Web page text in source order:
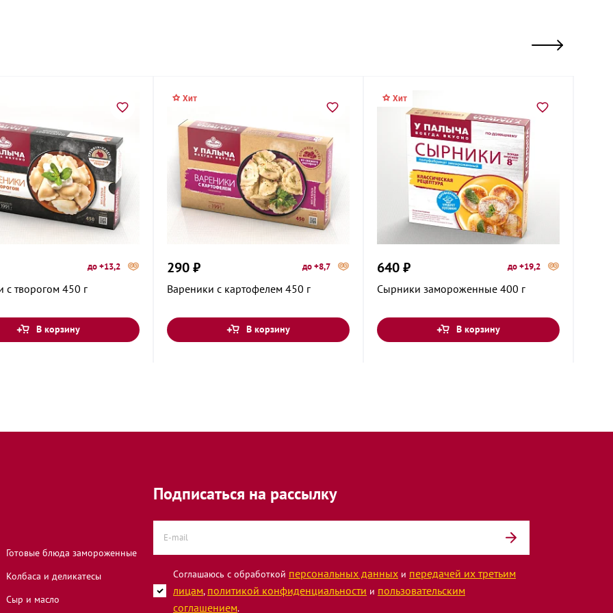
75
26Б
159
улица, 40
улица,
Веласкеса д.
до +13,2
с творогом 450 г
В корзину
Хит
290 ₽ до +8,7
Вареники с картофелем 450 г
В корзину
Хит
640 ₽ до +19,2
Сырники замороженные 400 г
В корзину
Готовые блюда замороженные
Колбаса и деликатесы
Сыр и масло
Подписаться на рассылку
Соглашаюсь с обработкой персональных данных и передачей их третьим
лицам, политикой конфиденциальности и пользовательским
соглашением.